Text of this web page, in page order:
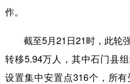
公益 一带一路
文化产业
作。
截至5月21日21时，此轮
转移5.94万人，其中石门县
设置集中安置点316个，所